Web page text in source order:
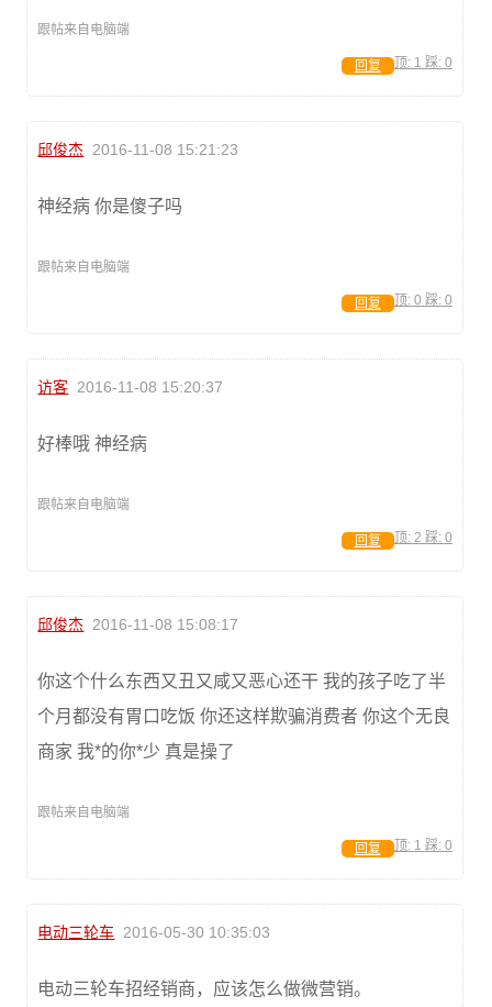
跟帖来自电脑端
顶: 1 踩: 0
回复
邱俊杰 2016-11-08 15:21:23
神经病 你是傻子吗
跟帖来自电脑端
顶: 0 踩: 0
回复
访客 2016-11-08 15:20:37
好棒哦 神经病
跟帖来自电脑端
顶: 2 踩: 0
回复
邱俊杰 2016-11-08 15:08:17
你这个什么东西又丑又咸又恶心还干 我的孩子吃了半
个月都没有胃口吃饭 你还这样欺骗消费者 你这个无良
商家 我*的你*少 真是操了
跟帖来自电脑端
顶: 1 踩: 0
回复
电动三轮车 2016-05-30 10:35:03
电动三轮车招经销商，应该怎么做微营销。